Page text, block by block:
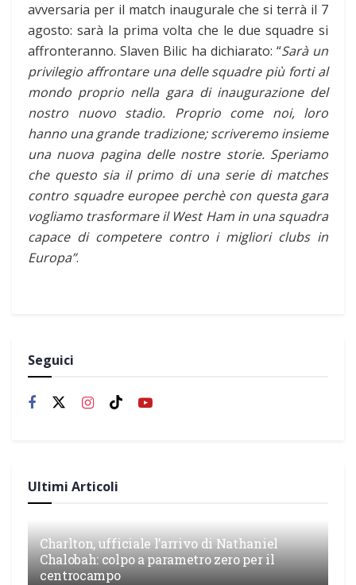
avversaria per il match inaugurale che si terrà il 7
agosto: sarà la prima volta che le due squadre si
affronteranno. Slaven Bilic ha dichiarato: “Sarà un
privilegio affrontare una delle squadre più forti al
mondo proprio nella gara di inaugurazione del
nostro nuovo stadio. Proprio come noi, loro
hanno una grande tradizione; scriveremo insieme
una nuova pagina delle nostre storie. Speriamo
che questo sia il primo di una serie di matches
contro squadre europee perchè con questa gara
vogliamo trasformare il West Ham in una squadra
capace di competere contro i migliori clubs in
Europa”.
Seguici
Ultimi Articoli
Charlton, ufficiale l’arrivo di Nathaniel
Chalobah: colpo a parametro zero per il
centrocampo